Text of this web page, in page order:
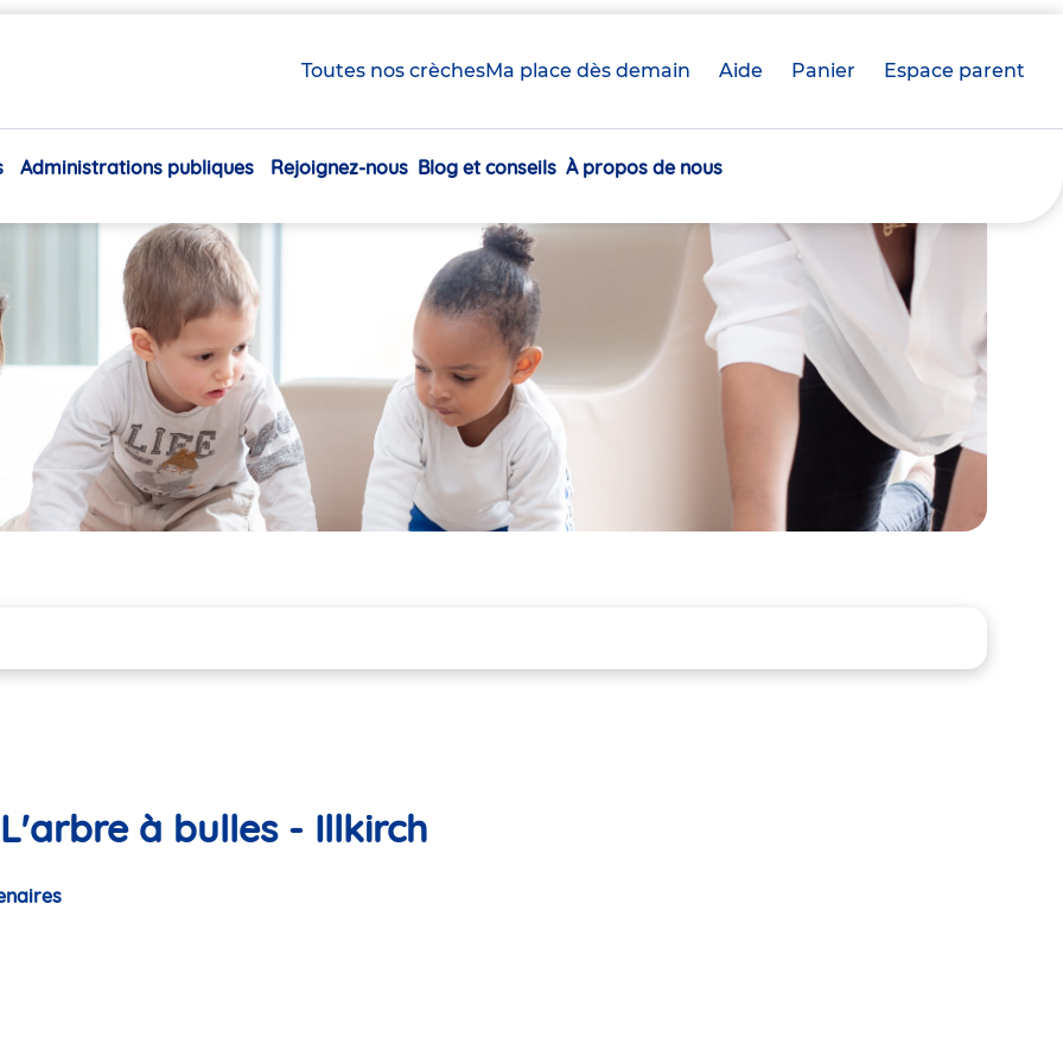
Toutes nos crèchesMa place dès demain Aide Panier crèche(s)
Espace parent
Navigation
Administrations publiques Rejoignez-nous Blog et conseils À propos de nous
à bulles - Illkirch